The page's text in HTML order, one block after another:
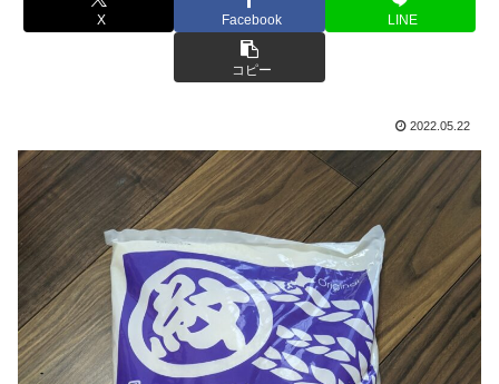
X Facebook LINE
コピー
2022.05.22